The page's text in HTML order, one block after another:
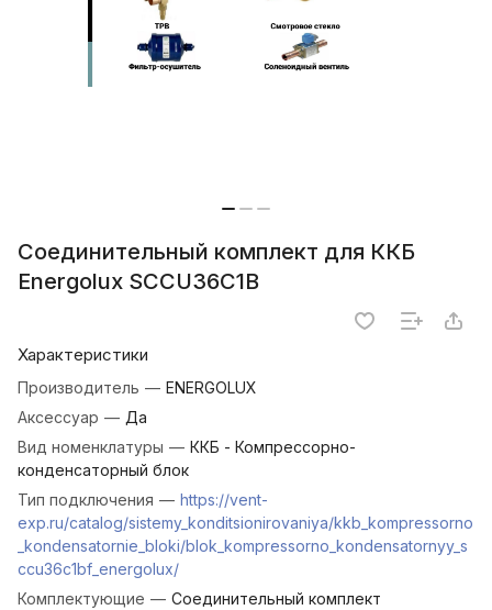
Соединительный комплект для ККБ
Energolux SCCU36C1B
Характеристики
Производитель — ENERGOLUX
Аксессуар — Да
Вид номенклатуры — ККБ - Компрессорно-
конденсаторный блок
Тип подключения — https://vent-
exp.ru/catalog/sistemy_konditsionirovaniya/kkb_kompressorno
_kondensatornie_bloki/blok_kompressorno_kondensatornyy_s
ccu36c1bf_energolux/
Комплектующие — Соединительный комплект